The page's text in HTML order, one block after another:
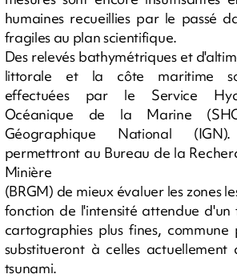
humaines recueillies par le passé
fragiles au plan scientifique.
Des relevés bathymétriques et
littorale et la côte maritime
effectuées par le Service
Océanique de la Marine
Géographique National
permettront au Bureau de la
Minière
(BRGM) de mieux évaluer les zones
fonction de l'intensité attendue d'un
cartographies plus fines, commune
substitueront à celles actuellement
tsunami.